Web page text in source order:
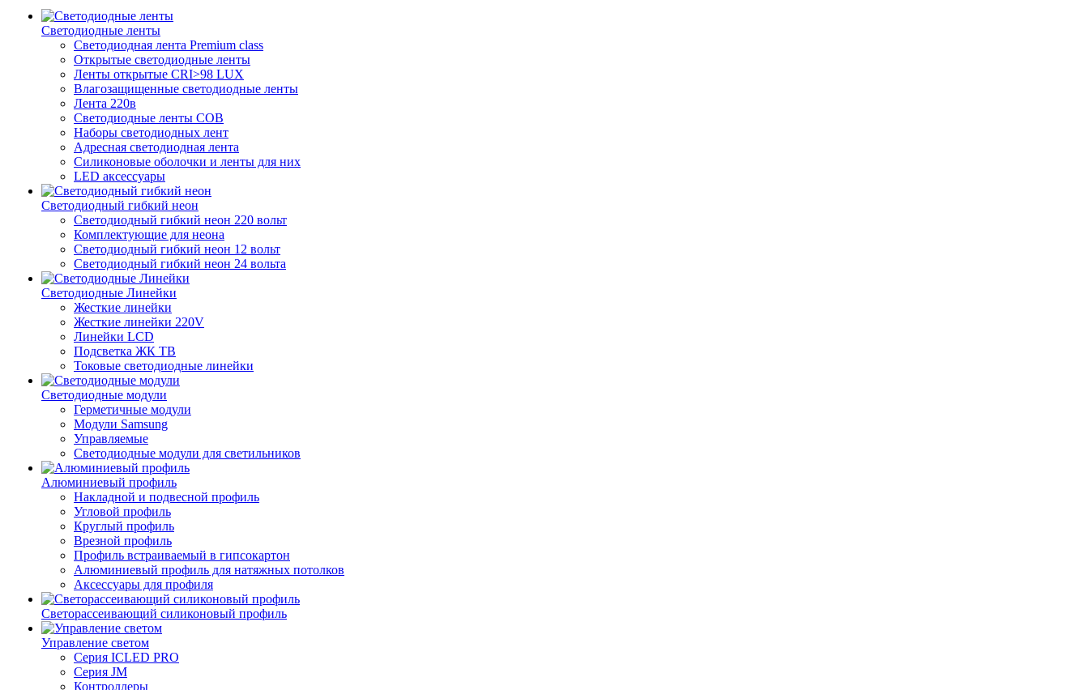
Светодиодные ленты
Светодиодная лента Premium class
Открытые светодиодные ленты
Ленты открытые CRI>98 LUX
Влагозащищенные светодиодные ленты
Лента 220в
Светодиодные ленты COB
Наборы светодиодных лент
Адресная светодиодная лента
Силиконовые оболочки и ленты для них
LED аксессуары
Светодиодный гибкий неон
Светодиодный гибкий неон 220 вольт
Комплектующие для неона
Светодиодный гибкий неон 12 вольт
Светодиодный гибкий неон 24 вольта
Светодиодные Линейки
Жесткие линейки
Жесткие линейки 220V
Линейки LCD
Подсветка ЖК ТВ
Токовые светодиодные линейки
Светодиодные модули
Герметичные модули
Модули Samsung
Управляемые
Светодиодные модули для светильников
Алюминиевый профиль
Накладной и подвесной профиль
Угловой профиль
Круглый профиль
Врезной профиль
Профиль встраиваемый в гипсокартон
Алюминиевый профиль для натяжных потолков
Аксессуары для профиля
Светорассеивающий силиконовый профиль
Управление светом
Серия ICLED PRO
Серия JM
Контроллеры